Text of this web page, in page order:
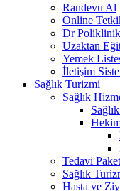
Randevu Al
Online
Dr Poliklinik
Uzaktan
Yemek
İletişim
Sağlık Turizmi
Sağlık
Tedavi
Sağlık
Hasta ve